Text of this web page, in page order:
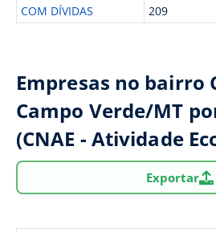
COM DÍVIDAS
209
Empresas no bairro
Campo Verde/MT
(CNAE - Atividade
Exportar